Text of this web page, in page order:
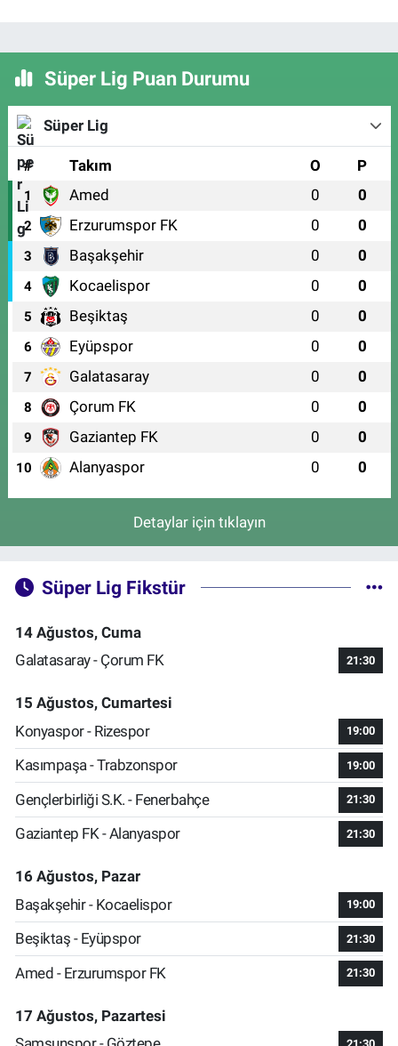
Süper Lig Puan Durumu
Süper Lig
# Takım O P
1 Amed 0 0
2 Erzurumspor FK 0 0
3 Başakşehir 0 0
4 Kocaelispor 0 0
5 Beşiktaş 0 0
6 Eyüpspor 0 0
7 Galatasaray 0 0
8 Çorum FK 0 0
9 Gaziantep FK 0 0
10 Alanyaspor 0 0
Detaylar için tıklayın
Süper Lig Fikstür
14 Ağustos, Cuma
Galatasaray - Çorum FK
21:30
15 Ağustos, Cumartesi
Konyaspor - Rizespor
19:00
Kasımpaşa - Trabzonspor 19:00
Gençlerbirliği S.K. - Fenerbahçe 21:30
Gaziantep FK - Alanyaspor 21:30
16 Ağustos, Pazar
Başakşehir - Kocaelispor
19:00
Beşiktaş - Eyüpspor 21:30
Amed - Erzurumspor FK 21:30
17 Ağustos, Pazartesi